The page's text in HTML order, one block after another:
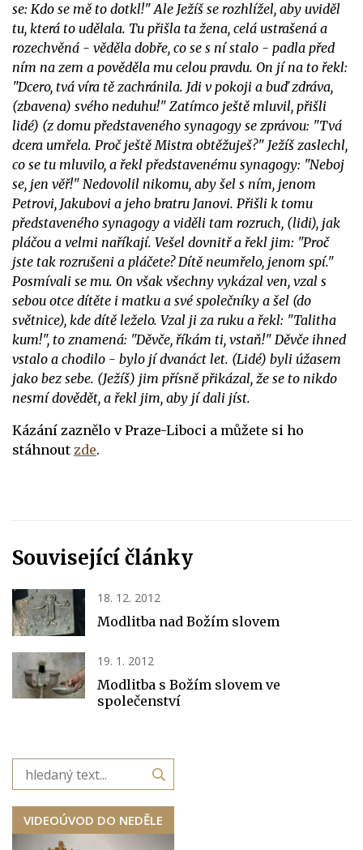
se: Kdo se mě to dotkl!" Ale Ježíš se rozhlížel, aby uviděl
tu, která to udělala. Tu přišla ta žena, celá ustrašená a
rozechvěná - věděla dobře, co se s ní stalo - padla před
ním na zem a pověděla mu celou pravdu. On jí na to řekl:
"Dcero, tvá víra tě zachránila. Jdi v pokoji a buď zdráva,
(zbavena) svého neduhu!" Zatímco ještě mluvil, přišli
lidé) (z domu představeného synagogy se zprávou: "Tvá
dcera umřela. Proč ještě Mistra obtěžuješ?" Ježíš zaslechl,
co se tu mluvilo, a řekl představenému synagogy: "Neboj
se, jen věř!" Nedovolil nikomu, aby šel s ním, jenom
Petrovi, Jakubovi a jeho bratru Janovi. Přišli k tomu
představeného synagogy a viděli tam rozruch, (lidi), jak
pláčou a velmi naříkají. Vešel dovnitř a řekl jim: "Proč
jste tak rozrušeni a pláčete? Dítě neumřelo, jenom spí."
Posmívali se mu. On však všechny vykázal ven, vzal s
sebou otce dítěte i matku a své společníky a šel (do
světnice), kde dítě leželo. Vzal ji za ruku a řekl: "Talitha
kum!", to znamená: "Děvče, říkám ti, vstaň!" Děvče ihned
vstalo a chodilo - bylo jí dvanáct let. (Lidé) byli úžasem
jako bez sebe. (Ježíš) jim přísně přikázal, že se to nikdo
nesmí dovědět, a řekl jim, aby jí dali jíst.
Kázání zaznělo v Praze-Liboci a můžete si ho
stáhnout zde.
Související články
18. 12. 2012
Modlitba nad Božím slovem
19. 1. 2012
Modlitba s Božím slovem ve
společenství
VIDEOÚVOD DO NEDĚLE